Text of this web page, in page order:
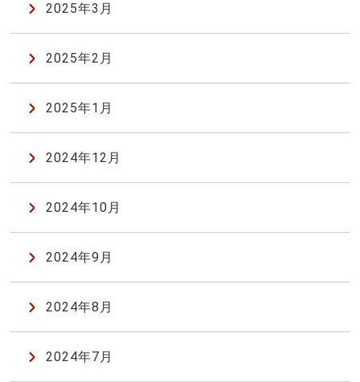
2025年3月
2025年2月
2025年1月
2024年12月
2024年10月
2024年9月
2024年8月
2024年7月